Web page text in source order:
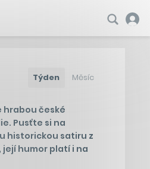
Týden Měsíc
hrabou české
Pusťte si na
historickou satiru z
její humor platí i na